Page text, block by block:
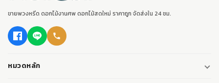
ขายพวงหรีด ดอกไม้งานศพ ดอกไม้สดใหม่ ราคาถูก จัดส่งใน 24 ชม.
หมวดหลัก